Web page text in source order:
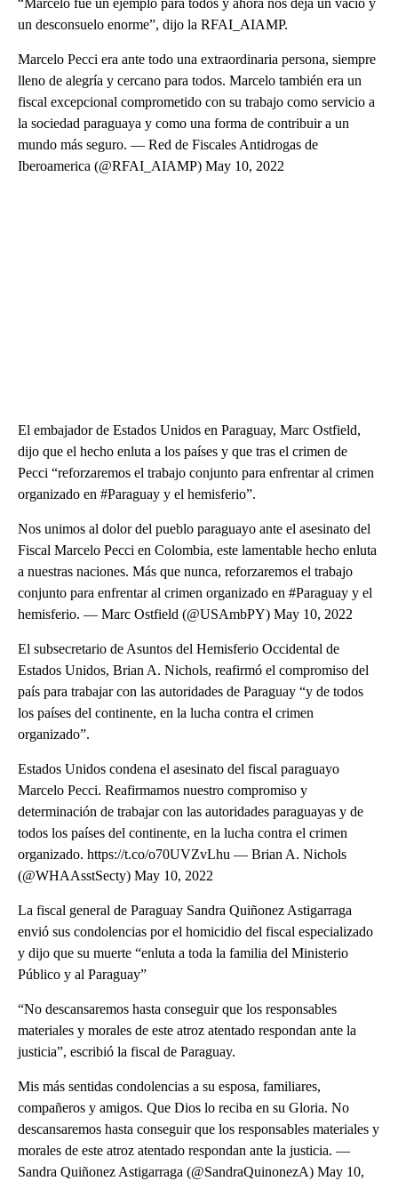
“Marcelo fue un ejemplo para todos y ahora nos deja un vacío y
un desconsuelo enorme”, dijo la RFAI_AIAMP.
Marcelo Pecci era ante todo una extraordinaria persona, siempre
lleno de alegría y cercano para todos. Marcelo también era un
fiscal excepcional comprometido con su trabajo como servicio a
la sociedad paraguaya y como una forma de contribuir a un
mundo más seguro. — Red de Fiscales Antidrogas de
Iberoamerica (@RFAI_AIAMP) May 10, 2022
El embajador de Estados Unidos en Paraguay, Marc Ostfield,
dijo que el hecho enluta a los países y que tras el crimen de
Pecci “reforzaremos el trabajo conjunto para enfrentar al crimen
organizado en #Paraguay y el hemisferio”.
Nos unimos al dolor del pueblo paraguayo ante el asesinato del
Fiscal Marcelo Pecci en Colombia, este lamentable hecho enluta
a nuestras naciones. Más que nunca, reforzaremos el trabajo
conjunto para enfrentar al crimen organizado en #Paraguay y el
hemisferio. — Marc Ostfield (@USAmbPY) May 10, 2022
El subsecretario de Asuntos del Hemisferio Occidental de
Estados Unidos, Brian A. Nichols, reafirmó el compromiso del
país para trabajar con las autoridades de Paraguay “y de todos
los países del continente, en la lucha contra el crimen
organizado”.
Estados Unidos condena el asesinato del fiscal paraguayo
Marcelo Pecci. Reafirmamos nuestro compromiso y
determinación de trabajar con las autoridades paraguayas y de
todos los países del continente, en la lucha contra el crimen
organizado. https://t.co/o70UVZvLhu — Brian A. Nichols
(@WHAAsstSecty) May 10, 2022
La fiscal general de Paraguay Sandra Quiñonez Astigarraga
envió sus condolencias por el homicidio del fiscal especializado
y dijo que su muerte “enluta a toda la familia del Ministerio
Público y al Paraguay”
“No descansaremos hasta conseguir que los responsables
materiales y morales de este atroz atentado respondan ante la
justicia”, escribió la fiscal de Paraguay.
Mis más sentidas condolencias a su esposa, familiares,
compañeros y amigos. Que Dios lo reciba en su Gloria. No
descansaremos hasta conseguir que los responsables materiales y
morales de este atroz atentado respondan ante la justicia. —
Sandra Quiñonez Astigarraga (@SandraQuinonezA) May 10,